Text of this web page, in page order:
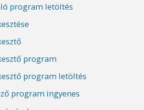
program letöltés
program
program letöltés
program ingyenes